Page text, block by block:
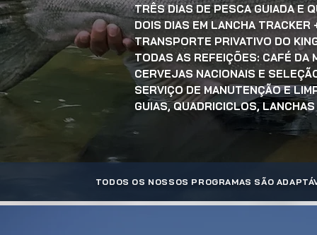
TRÊS DIAS DE PESCA GUIADA E
DOIS DIAS EM LANCHA TRACKER
TRANSPORTE PRIVATIVO DO
TODAS AS REFEIÇÕES: CAFÉ DA
CERVEJAS NACIONAIS E
SERVIÇO DE MANUTENÇÃO E
GUIAS, QUADRICICLOS,
TODOS OS NOSSOS PROGRAMAS SÃO